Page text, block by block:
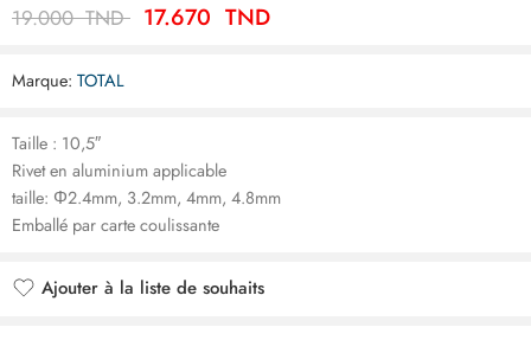
19.000TND 17.670 TND
Marque: TOTAL
Taille : 10,5″
Rivet en aluminium applicable
taille: Φ2.4mm, 3.2mm, 4mm, 4.8mm
Emballé par carte coulissante
Ajouter à la liste de souhaits